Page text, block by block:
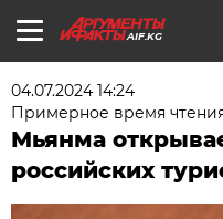
AIF.KG
04.07.2024 14:24
Примерное время
Мьянма
российских